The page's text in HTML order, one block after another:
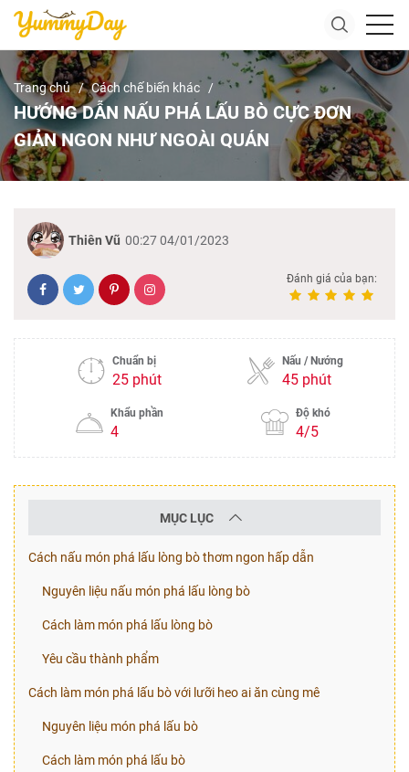
Trang chủ Cách chế biến khác
HƯỚNG DẪN NẤU PHÁ LẤU BÒ CỰC ĐƠN
GIẢN NGON NHƯ NGOÀI QUÁN
Thiên Vũ 00:27 04/01/2023
Đánh giá của bạn:
Chuẩn bị
25 phút
Nấu / Nướng
45 phút
Khẩu phần
4
Độ khó
4/5
MỤC LỤC
Cách nấu món phá lấu lòng bò thơm ngon hấp dẫn
Nguyên liệu nấu món phá lấu lòng bò
Cách làm món phá lấu lòng bò
Yêu cầu thành phẩm
Cách làm món phá lấu bò với lưỡi heo ai ăn cùng mê
Nguyên liệu món phá lấu bò
Cách làm món phá lấu bò